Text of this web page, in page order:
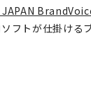
トが仕掛ける